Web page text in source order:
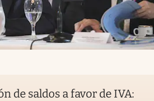
de saldos a favor de IVA: